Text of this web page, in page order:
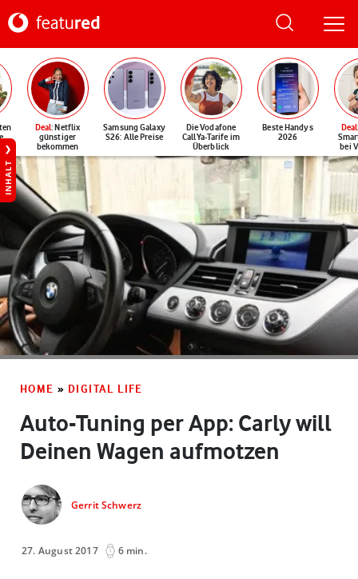
Deal: Netflix
günstiger
bekommen
Samsung Galaxy
S26: Alle Preise
Die Vodafone
CallYa-Tarife im
Überblick
Beste Handys
2026
Deal
bei
INHALT
HOME » DIGITAL LIFE
Auto-Tuning per App: Carly will
Deinen Wagen aufmotzen
Gerrit Schwerz
27. August 2017 6 min.